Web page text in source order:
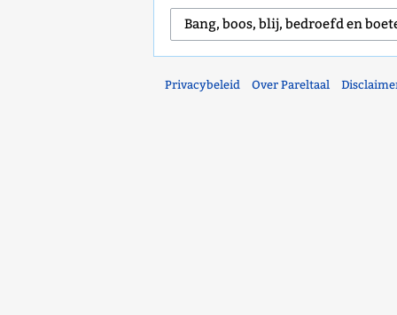
Privacybeleid Over Pareltaal